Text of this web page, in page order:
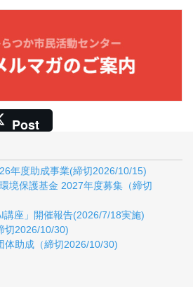
Post
年度助成事業(締切2026/10/15)
境保護基金 2027年度募集（締切
講座」開催報告(2026/7/18実施)
切2026/10/30)
体助成（締切2026/10/30)